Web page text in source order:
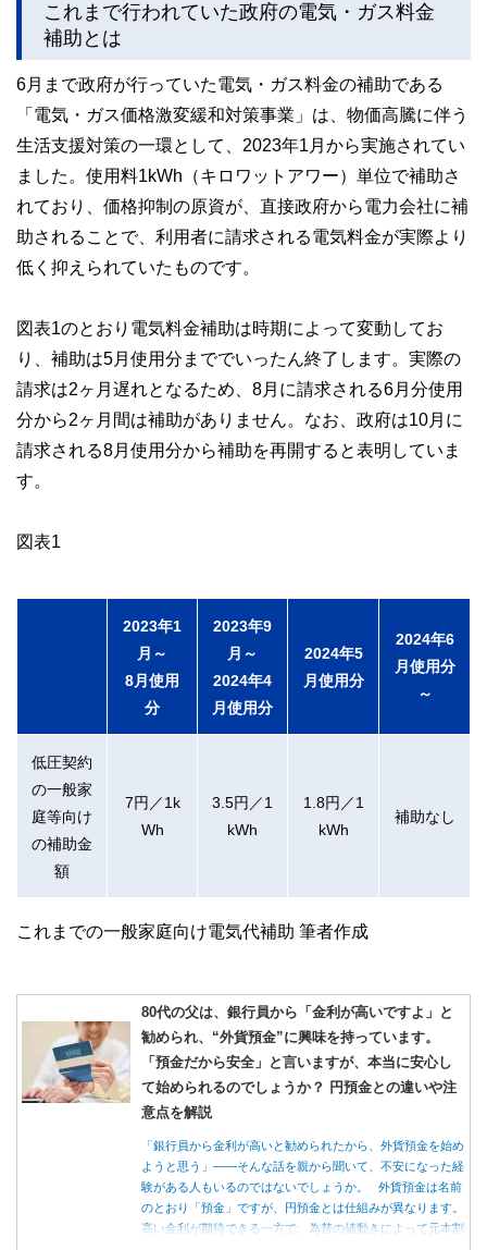
これまで行われていた政府の電気・ガス料金
補助とは
6月まで政府が行っていた電気・ガス料金の補助である
「電気・ガス価格激変緩和対策事業」は、物価高騰に伴う
生活支援対策の一環として、2023年1月から実施されてい
ました。使用料1kWh（キロワットアワー）単位で補助さ
れており、価格抑制の原資が、直接政府から電力会社に補
助されることで、利用者に請求される電気料金が実際より
低く抑えられていたものです。
図表1のとおり電気料金補助は時期によって変動してお
り、補助は5月使用分まででいったん終了します。実際の
請求は2ヶ月遅れとなるため、8月に請求される6月分使用
分から2ヶ月間は補助がありません。なお、政府は10月に
請求される8月使用分から補助を再開すると表明していま
す。
図表1
2023年1
月～
8月使用
分
2023年9
月～
2024年4
月使用分
2024年5
月使用分
2024年6
月使用分
～
低圧契約
の一般家
庭等向け
の補助金
額
7円／1k
Wh
3.5円／1
kWh
1.8円／1
kWh
補助なし
これまでの一般家庭向け電気代補助 筆者作成
80代の父は、銀行員から「金利が高いですよ」と
勧められ、“外貨預金”に興味を持っています。
「預金だから安全」と言いますが、本当に安心し
て始められるのでしょうか？ 円預金との違いや注
意点を解説
「銀行員から金利が高いと勧められたから、外貨預金を始め
ようと思う」――そんな話を親から聞いて、不安になった経
験がある人もいるのではないでしょうか。 外貨預金は名前
のとおり「預金」ですが、円預金とは仕組みが異なります。
高い金利が期待できる一方で、為替の値動きによって元本割